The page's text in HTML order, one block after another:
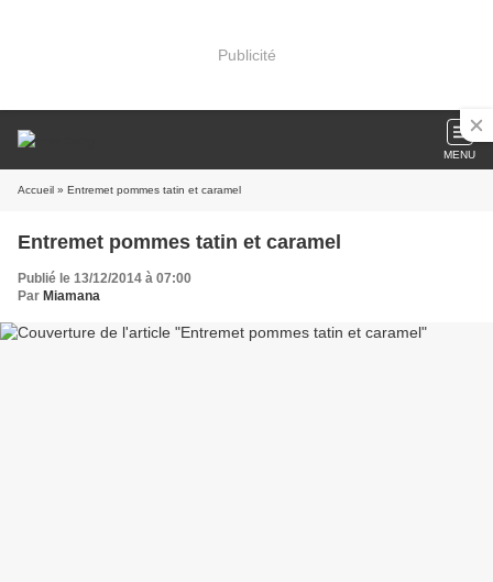
Publicité
MENU
Accueil » Entremet pommes tatin et caramel
Entremet pommes tatin et caramel
Publié le 13/12/2014 à 07:00
Par Miamana